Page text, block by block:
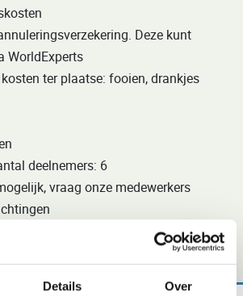
Details Over
Deze kunt
WorldExperts
kosten ter plaatse: fooien, drankjes
deelnemers: 6
vraag onze medewerkers